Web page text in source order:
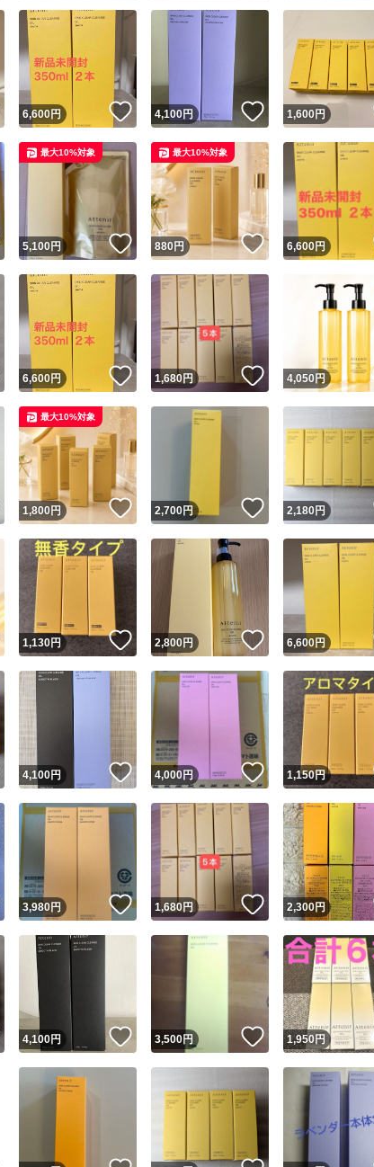
ユーザー
Yahoo!フリマが定めた一定の基準を満たし
安心取引出品者
安心取引出品者 Yahoo!フリマの
取引実績
このユーザーは
他フリマ実績◯+ このユーザーは他
スピード&安心発送
※このバッジは実績に基づく表示であり、発送を
スピード＆安心発送
このユーザーは
この商品の情
商品画像の 無断転載は禁止されて
コピーは
1商品につき1回です
出品
キ
いいね！
6,600円 いいね！
4,100円 いいね！
1,600円
いいね！
5,100円 いいね！
最大10%対象
880円 いいね！
最大10%対象
6,600円
いいね！
6,600円 いいね！
1,680円 いいね！
4,050円
いいね！
1,800円 いいね！
最大10%対象
2,700円 いいね！
2,180円
いいね！
1,130円 いいね！
2,800円 いいね！
6,600円
いいね！
4,100円 いいね！
4,000円 いいね！
1,150円
いいね！
3,980円 いいね！
1,680円 いいね！
2,300円
いいね！
4,100円 いいね！
3,500円 いいね！
1,950円